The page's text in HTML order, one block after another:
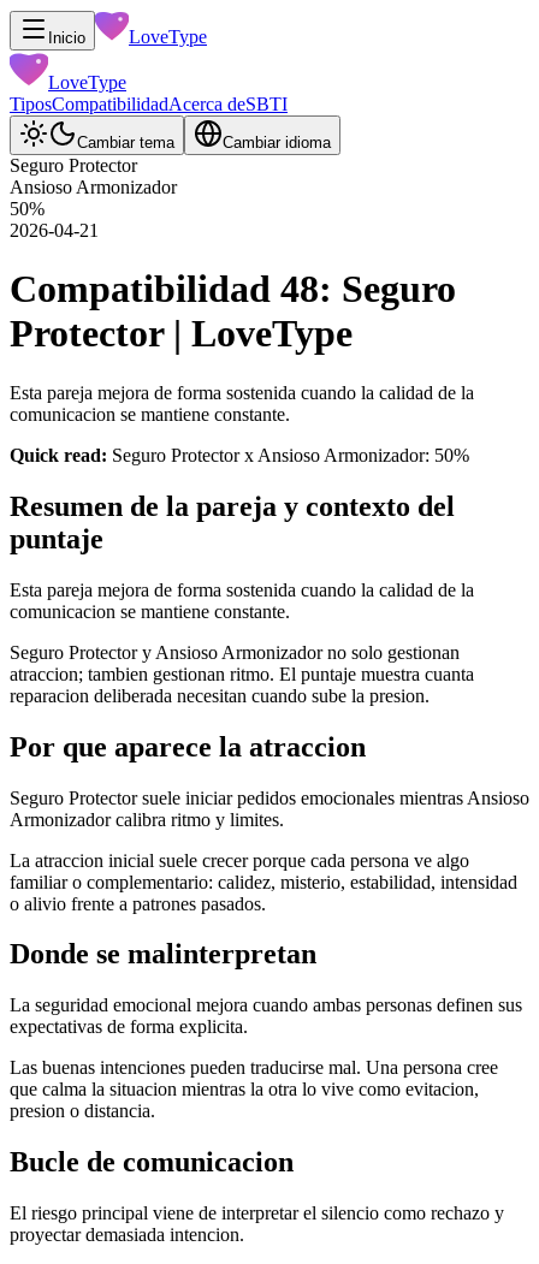
Inicio LoveType
LoveType
TiposCompatibilidadAcerca deSBTI
Cambiar tema Cambiar idioma
Seguro Protector
Ansioso Armonizador
50%
2026-04-21
Compatibilidad 48: Seguro
Protector | LoveType
Esta pareja mejora de forma sostenida cuando la calidad de la
comunicacion se mantiene constante.
Quick read: Seguro Protector x Ansioso Armonizador: 50%
Resumen de la pareja y contexto del
puntaje
Esta pareja mejora de forma sostenida cuando la calidad de la
comunicacion se mantiene constante.
Seguro Protector y Ansioso Armonizador no solo gestionan
atraccion; tambien gestionan ritmo. El puntaje muestra cuanta
reparacion deliberada necesitan cuando sube la presion.
Por que aparece la atraccion
Seguro Protector suele iniciar pedidos emocionales mientras Ansioso
Armonizador calibra ritmo y limites.
La atraccion inicial suele crecer porque cada persona ve algo
familiar o complementario: calidez, misterio, estabilidad, intensidad
o alivio frente a patrones pasados.
Donde se malinterpretan
La seguridad emocional mejora cuando ambas personas definen sus
expectativas de forma explicita.
Las buenas intenciones pueden traducirse mal. Una persona cree
que calma la situacion mientras la otra lo vive como evitacion,
presion o distancia.
Bucle de comunicacion
El riesgo principal viene de interpretar el silencio como rechazo y
proyectar demasiada intencion.